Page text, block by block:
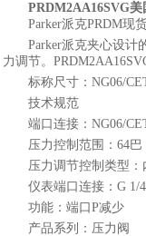
PRDM2AA16SVG
Parker派克PRDM
Parker派克夹心设计
力调节。
标称尺寸：NG06/
技术规范
端口连接：NG06/
压力控制范围：64巴
压力调节控制类型：
仪表端口连接：G 1/4
功能：端口P减少
产品系列：压力阀